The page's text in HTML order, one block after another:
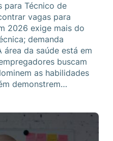
para Técnico de
vagas para
2026 exige mais do
demanda
da saúde está em
buscam
as habilidades
demonstrem…